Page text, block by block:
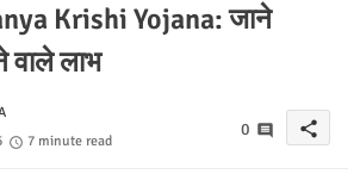
Krishi Yojana: जाने
वाले लाभ
7 minute read
0 share